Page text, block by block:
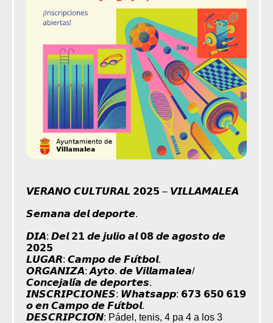
𝙑𝙀𝙍𝘼𝙉𝙊 𝘾𝙐𝙇𝙏𝙐𝙍𝘼𝙇 𝟮𝟬𝟮𝟱 – 𝙑𝙄𝙇𝙇𝘼𝙈𝘼𝙇𝙀𝘼
𝙎𝙚𝙢𝙖𝙣𝙖 𝙙𝙚𝙡 𝙙𝙚𝙥𝙤𝙧𝙩𝙚.
𝘿𝙄𝘼: 𝘿𝙚𝙡 𝟮𝟭 𝙙𝙚 𝙟𝙪𝙡𝙞𝙤 𝙖𝙡 𝟬𝟴 𝙙𝙚 𝙖𝙜𝙤𝙨𝙩𝙤 𝙙𝙚
𝟮𝟬𝟮𝟱
𝙇𝙐𝙂𝘼𝙍: 𝘾𝙖𝙢𝙥𝙤 𝙙𝙚 𝙁𝙪́𝙩𝙗𝙤𝙡.
𝙊𝙍𝙂𝘼𝙉𝙄𝙕𝘼: 𝘼𝙮𝙩𝙤. 𝙙𝙚 𝙑𝙞𝙡𝙡𝙖𝙢𝙖𝙡𝙚𝙖/
𝘾𝙤𝙣𝙘𝙚𝙟𝙖𝙡𝙞́𝙖 𝙙𝙚 𝙙𝙚𝙥𝙤𝙧𝙩𝙚𝙨.
𝙄𝙉𝙎𝘾𝙍𝙄𝙋𝘾𝙄𝙊𝙉𝙀𝙎: 𝙒𝙝𝙖𝙩𝙨𝙖𝙥𝙥: 𝟲𝟳𝟯 𝟲𝟱𝟬 𝟲𝟭𝟵
𝙤 𝙚𝙣 𝘾𝙖𝙢𝙥𝙤 𝙙𝙚 𝙁𝙪́𝙩𝙗𝙤𝙡.
𝘿𝙀𝙎𝘾𝙍𝙄𝙋𝘾𝙄𝙊́𝙉: Pádel, tenis, 4 pa 4 a los 3